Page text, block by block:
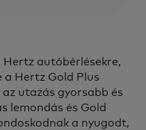
Hertz autóbérlésekre,
a Hertz Gold Plus
utazás gyorsabb és
lemondás és Gold
a nyugodt,